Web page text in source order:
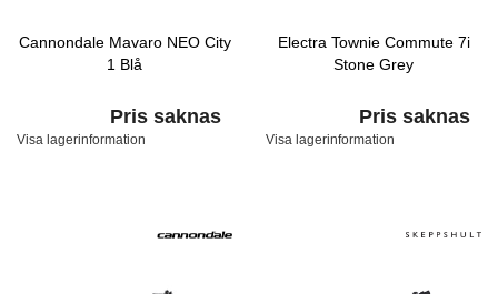
Cannondale Mavaro NEO City
1 Blå
Pris saknas
Visa lagerinformation
Electra Townie Commute 7i
Stone Grey
Pris saknas
Visa lagerinformation